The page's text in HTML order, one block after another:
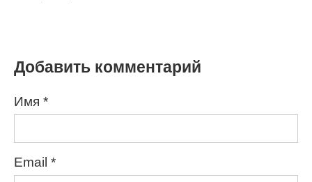
Добавить комментарий
Имя *
Email *